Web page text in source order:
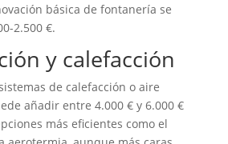
básica de fontanería se
2.500 €.
y calefacción
de calefacción o aire
añadir entre 4.000 € y 6.000 €
más eficientes como el